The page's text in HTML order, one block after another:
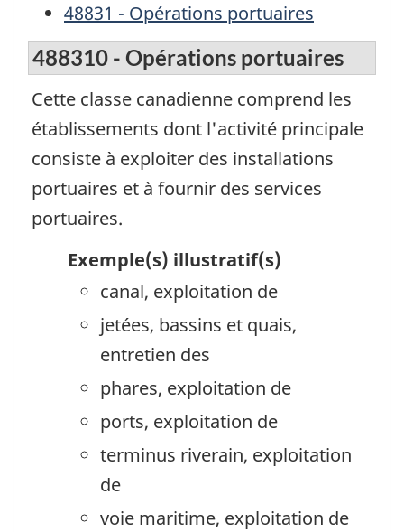
48831 - Opérations portuaires
488310 - Opérations portuaires
Cette classe canadienne comprend les
établissements dont l'activité principale
consiste à exploiter des installations
portuaires et à fournir des services
portuaires.
Exemple(s) illustratif(s)
canal, exploitation de
jetées, bassins et quais,
entretien des
phares, exploitation de
ports, exploitation de
terminus riverain, exploitation
de
voie maritime, exploitation de